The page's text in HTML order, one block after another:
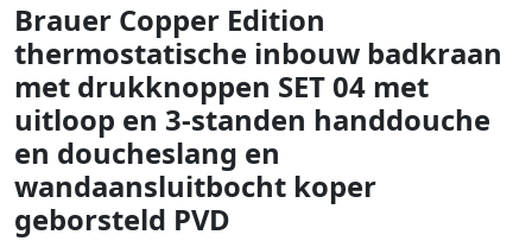
Brauer Copper Edition
thermostatische inbouw badkraan
met drukknoppen SET 04 met
uitloop en 3-standen handdouche
en doucheslang en
wandaansluitbocht koper
geborsteld PVD